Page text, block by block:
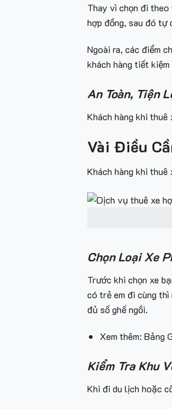
Thay vì chọn đi
hợp đồng, sau đó tự
Ngoài ra, các điểm
khách hàng tiết
An Toàn, Tiện
Khách hàng khi
Vài Điều
Khách hàng khi
Chọn Loại Xe
Trước khi chọn xe
có trẻ em đi cùng
đủ số ghế ngồi.
Xem thêm: Bảng
Kiểm Tra Khu
Khi đi du lịch hoặc